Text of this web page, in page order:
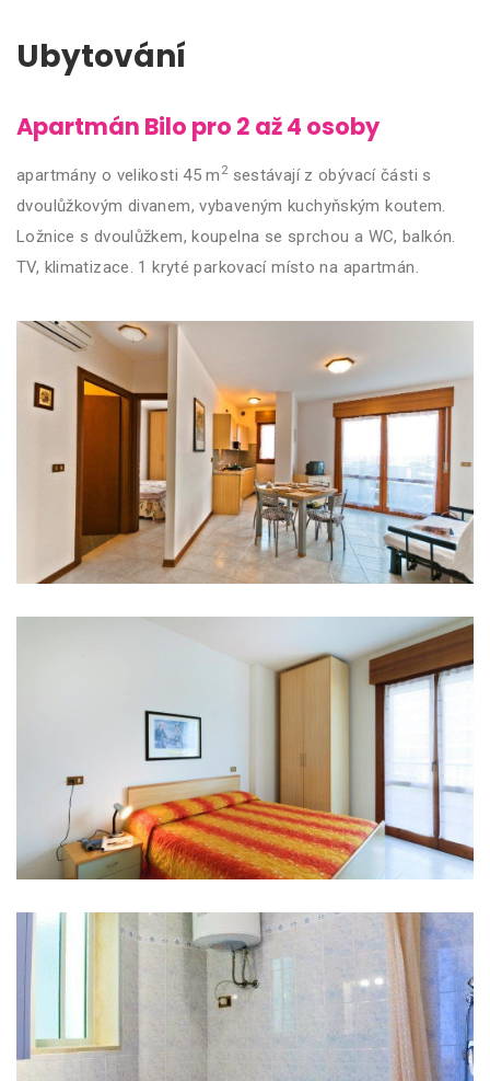
Ubytování
Apartmán Bilo pro 2 až 4 osoby
apartmány o velikosti 45 m 2sestávají z obývací části s
dvoulůžkovým divanem, vybaveným kuchyňským koutem.
Ložnice s dvoulůžkem, koupelna se sprchou a WC, balkón.
TV, klimatizace. 1 kryté parkovací místo na apartmán.